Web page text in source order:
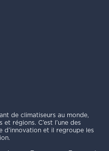
de climatiseurs au monde,
régions. C’est l’une des
d’innovation et il regroupe les